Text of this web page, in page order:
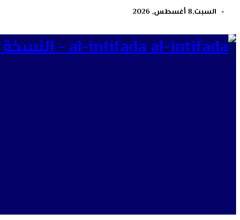
السبت,8 أغسطس, 2026
al-intifada - النسخة الإلكترونية لجريدة الانتفاضة